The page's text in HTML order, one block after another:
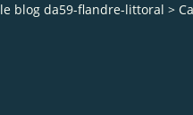
le blog da59-flandre-littoral >